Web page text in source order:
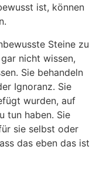
ist, können
Steine zu
nicht wissen,
Sie behandeln
Ignoranz. Sie
wurden, auf
tun haben. Sie
sie selbst oder
das eben das ist